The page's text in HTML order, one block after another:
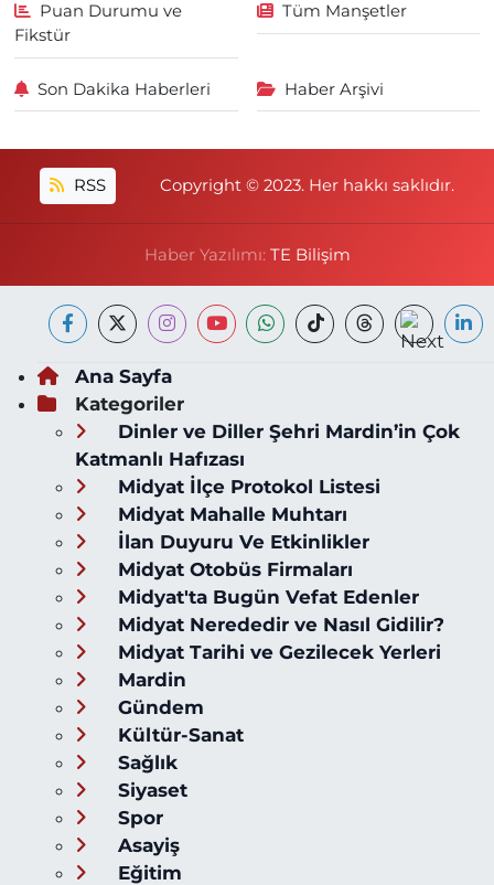
Puan Durumu ve
Fikstür
Tüm Manşetler
Son Dakika Haberleri Haber Arşivi
RSS Copyright © 2023. Her hakkı saklıdır.
Haber Yazılımı: TE Bilişim
Ana Sayfa
Kategoriler
Dinler ve Diller Şehri Mardin’in Çok
Katmanlı Hafızası
Midyat İlçe Protokol Listesi
Midyat Mahalle Muhtarı
İlan Duyuru Ve Etkinlikler
Midyat Otobüs Firmaları
Midyat'ta Bugün Vefat Edenler
Midyat Nerededir ve Nasıl Gidilir?
Midyat Tarihi ve Gezilecek Yerleri
Mardin
Gündem
Kültür-Sanat
Sağlık
Siyaset
Spor
Asayiş
Eğitim